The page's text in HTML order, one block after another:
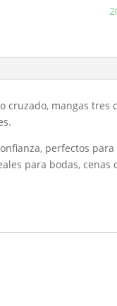
cruzado, mangas
perfectos
para bodas,